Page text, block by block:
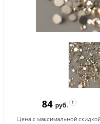
84 руб.
Цена с максимальной